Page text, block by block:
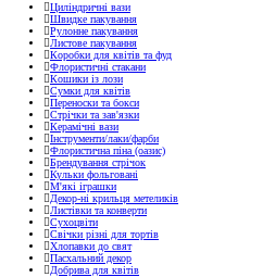
Циліндричні вази
Швидке пакування
Рулонне пакування
Листове пакування
Коробки для квітів та фуд
Флористичні стакани
Кошики із лози
Сумки для квітів
Переноски та бокси
Стрічки та зав'язки
Керамічні вази
Інструменти/лаки/фарби
Флористична піна (оазис)
Брендування стрічок
Кульки фольговані
М'які іграшки
Декор-ні крильця метеликів
Листівки та конверти
Сухоцвіти
Свічки різні для тортів
Хлопавки до свят
Пасхальний декор
Добрива для квітів